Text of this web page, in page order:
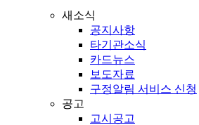
새소식
공지사항
타기관소식
카드뉴스
보도자료
구정알림 서비스 신청
공고
고시공고